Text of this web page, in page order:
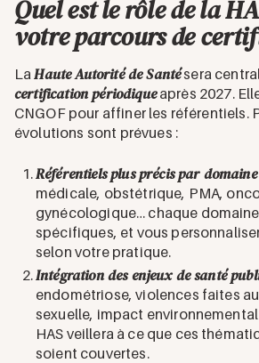
Quel est le rôle de la
votre parcours de
La Haute Autorité de Santésera
certification périodiqueaprès 2027.
CNGOF pour affiner les référentiels.
évolutions sont prévues :
Référentiels plus précis par domaine
médicale, obstétrique, PMA,
gynécologique… chaque
spécifiques, et vous
selon votre pratique.
Intégration des enjeux de santé
endométriose, violences faites
sexuelle, impact
HAS veillera à ce que ces
soient couvertes.